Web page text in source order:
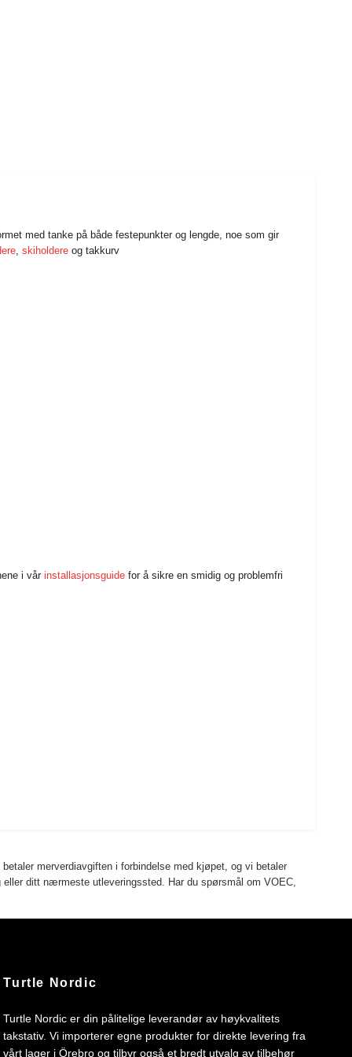
med tanke på både festepunkter og lengde, noe som gir
skiholdere og takkurv
i vår installasjonsguide for å sikre en smidig og problemfri
merverdiavgiften i forbindelse med kjøpet, og vi betaler
ditt nærmeste utleveringssted. Har du spørsmål om VOEC,
Turtle Nordic
Turtle Nordic er din pålitelige leverandør av høykvalitets
takstativ. Vi importerer egne produkter for direkte levering fra
vårt lager i Örebro og tilbyr også et bredt utvalg av tilbehør